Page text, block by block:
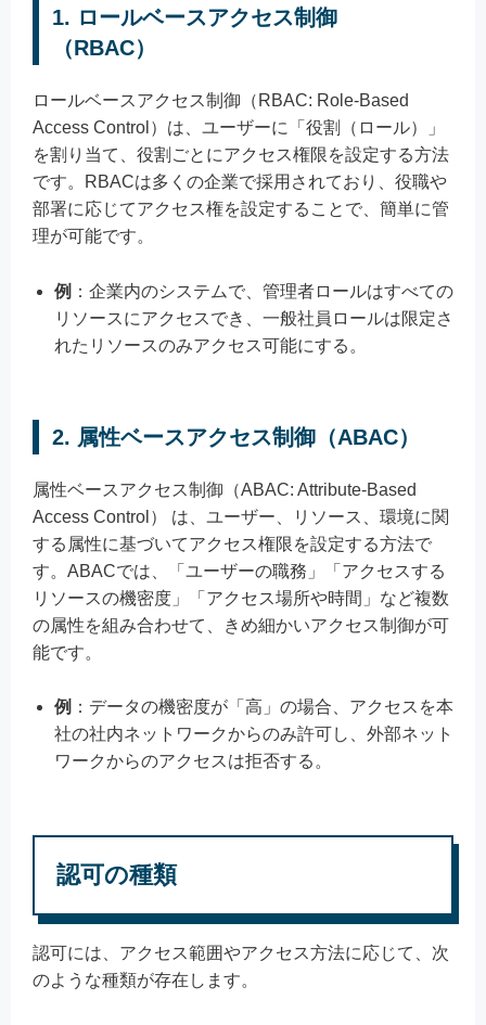
1. ロールベースアクセス制御
（RBAC）
ロールベースアクセス制御（RBAC: Role-Based
Access Control）は、ユーザーに「役割（ロール）」
を割り当て、役割ごとにアクセス権限を設定する方法
です。RBACは多くの企業で採用されており、役職や
部署に応じてアクセス権を設定することで、簡単に管
理が可能です。
例 ：企業内のシステムで、管理者ロールはすべての
リソースにアクセスでき、一般社員ロールは限定さ
れたリソースのみアクセス可能にする。
2. 属性ベースアクセス制御（ABAC）
属性ベースアクセス制御（ABAC: Attribute-Based
Access Control） は、ユーザー、リソース、環境に関
する属性に基づいてアクセス権限を設定する方法で
す。ABACでは、「ユーザーの職務」「アクセスする
リソースの機密度」「アクセス場所や時間」など複数
の属性を組み合わせて、きめ細かいアクセス制御が可
能です。
例 ：データの機密度が「高」の場合、アクセスを本
社の社内ネットワークからのみ許可し、外部ネット
ワークからのアクセスは拒否する。
認可の種類
認可には、アクセス範囲やアクセス方法に応じて、次
のような種類が存在します。